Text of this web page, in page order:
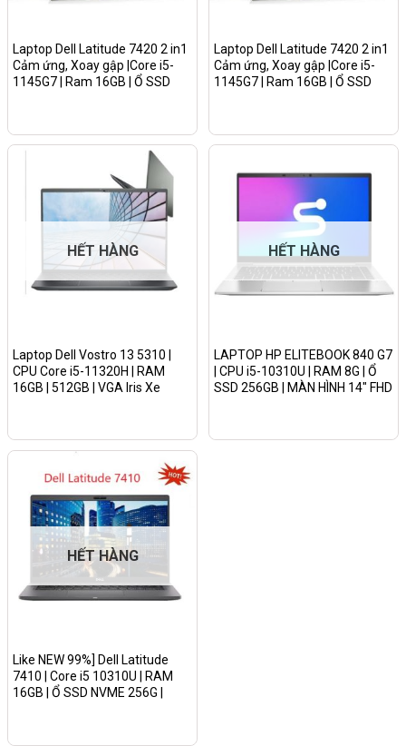
Laptop Dell Latitude 7420 2 in1
Cảm ứng, Xoay gập |Core i5-
1145G7 | Ram 16GB | Ổ SSD
Laptop Dell Latitude 7420 2 in1
Cảm ứng, Xoay gập |Core i5-
1145G7 | Ram 16GB | Ổ SSD
HẾT HÀNG
Laptop Dell Vostro 13 5310 |
CPU Core i5-11320H | RAM
16GB | 512GB | VGA Iris Xe
HẾT HÀNG
LAPTOP HP ELITEBOOK 840 G7
| CPU i5-10310U | RAM 8G | Ổ
SSD 256GB | MÀN HÌNH 14″ FHD
HẾT HÀNG
Like NEW 99%] Dell Latitude
7410 | Core i5 10310U | RAM
16GB | Ổ SSD NVME 256G |